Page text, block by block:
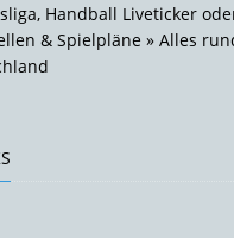
Handball Liveticker
& Spielpläne » Alles